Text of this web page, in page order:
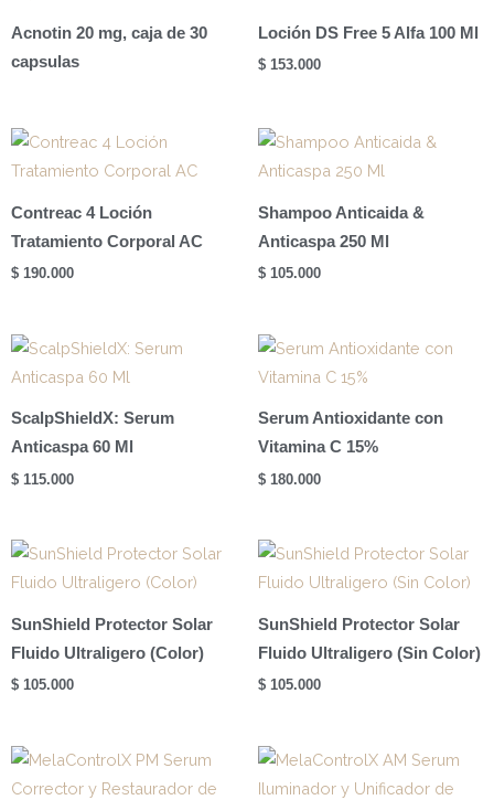
Acnotin 20 mg, caja de 30
capsulas
Loción DS Free 5 Alfa 100 Ml
$ 153.000
Contreac 4 Loción
Tratamiento Corporal AC
$ 190.000
Shampoo Anticaida &
Anticaspa 250 Ml
$ 105.000
ScalpShieldX: Serum
Anticaspa 60 Ml
$ 115.000
Serum Antioxidante con
Vitamina C 15%
$ 180.000
SunShield Protector Solar
Fluido Ultraligero (Color)
$ 105.000
SunShield Protector Solar
Fluido Ultraligero (Sin Color)
$ 105.000